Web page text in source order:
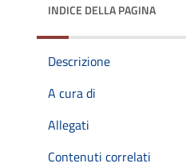
INDICE DELLA PAGINA
Descrizione
A cura di
Allegati
Contenuti correlati